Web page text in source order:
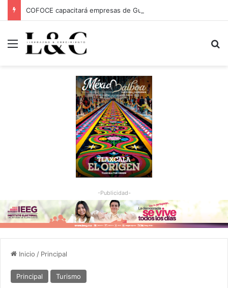
Menu
-Publicidad-
Inicio / Principal
Principal Turismo